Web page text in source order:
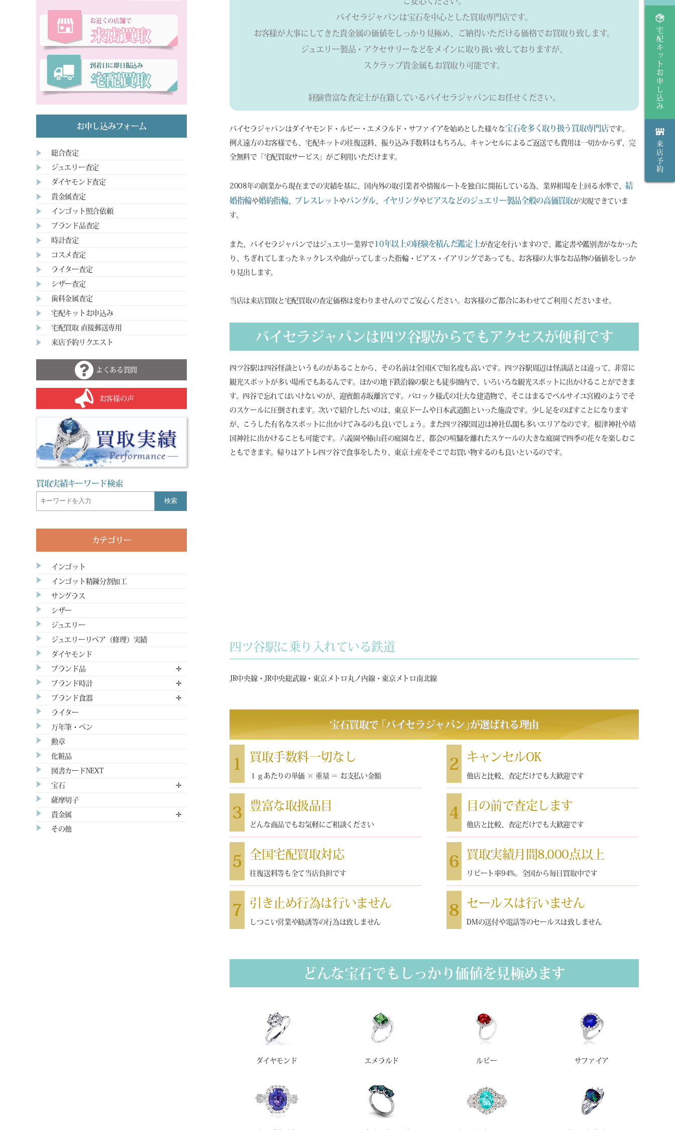
バイセラジャパンは宝石を中心とした買取専門店です。
お客様が大事にしてきた貴金属の価値をしっかり見極め、ご納得いただける価格でお買取り致します。
ジュエリー製品・アクセサリーなどをメインに取り扱い致しておりますが、
スクラップ貴金属もお買取り可能です。
経験豊富な査定士が在籍しているバイセラジャパンにお任せください。
バイセラジャパンはダイヤモンド・ルビー・エメラルド・サファイアを始めとした様々な宝石を多く取り扱う買取専門店です。
例え遠方のお客様でも、宅配キットの往復送料、振り込み手数料はもちろん、キャンセルによるご返送でも費用は一切かからず、完
全無料で「宅配買取サービス」がご利用いただけます。
2008年の創業から現在までの実績を基に、国内外の取引業者や情報ルートを独自に開拓している為、業界相場を上回る水準で、結
婚指輪や婚約指輪、 ブレスレットやバングル イヤリングや ピアスなどのジュエリー製品全般の高価買取が実現できていま
す。
また、バイセラジャパンではジュエリー業界で 10年以上の経験を積んだ鑑定士が査定を行いますので、鑑定書や鑑別書がなかった
り、ちぎれてしまったネックレスや曲がってしまった指輪・ピアス・イアリングであっても、お客様の大事なお品物の価値をしっか
り見出します。
当店は来店買取と宅配買取の査定価格は変わりませんのでご安心ください。お客様のご都合にあわせてご利用くださいませ。
バイセラジャパンは四ツ谷駅からでもアクセスが便利です
四ツ谷駅は四谷怪談というものがあることから、その名前は全国区で知名度も高いです。四ツ谷駅周辺は怪談話とは違って、非常に
観光スポットが多い場所でもあるんです。ほかの地下鉄沿線の駅とも徒歩圏内で、いろいろな観光スポットに出かけることができま
す。四谷で忘れてはいけないのが、迎賓館赤坂離宮です。バロック様式の壮大な建造物で、そこはまるでベルサイユ宮殿のようでそ
のスケールに圧倒されます。次いで紹介したいのは、東京ドームや日本武道館といった施設です。少し足をのばすことになります
が、こうした有名なスポットに出かけてみるのも良いでしょう。また四ツ谷駅周辺は神社仏閣も多いエリアなのです。根津神社や靖
国神社に出かけることも可能です。六義園や椿山荘の庭園など、都会の喧騒を離れたスケールの大きな庭園で四季の花々を楽しむこ
ともできます。帰りはアトレ四ツ谷で食事をしたり、東京土産をそこでお買い物するのも良いといるのです。
四ツ谷駅に乗り入れている鉄道
JR中央線・JR中央総武線・東京メトロ丸ノ内線・東京メトロ南北線
宝石買取で ｢ バイセラジャパン ｣が選ばれる理由
1 買取手数料一切なし
１ｇあたりの単価 × 重量 ＝ お支払い金額
2 キャンセルOK
他店と比較、査定だけでも大歓迎です
3 豊富な取扱品目
どんな商品でもお気軽にご相談ください
4 目の前で査定します
他店と比較、査定だけでも大歓迎です
5 全国宅配買取対応
往復送料等も全て当店負担です
6 買取実績月間8,000点以上
リピート率94%。全国から毎日買取中です
7 引き止め行為は行いません
しつこい営業や勧誘等の行為は致しません
8 セールスは行いません
DMの送付や電話等のセールスは致しません
どんな宝石でもしっかり価値を見極めます
ダイヤモンド エメラルド ルビー サファイア
お近くの店舗で
来店買取
到着日に即日振込み
宅配買取
お申し込みフォーム
総合査定
ジュエリー査定
ダイヤモンド査定
貴金属査定
インゴット照合依頼
ブランド品査定
時計査定
コスメ査定
ライター査定
シザー査定
歯科金属査定
宅配キットお申込み
宅配買取 直接郵送専用
来店予約リクエスト
よくある質問
お客様の声
買取実績キーワード検索
検索
カテゴリー
インゴット
インゴット精錬分割加工
サングラス
シザー
ジュエリー
ジュエリーリペア（修理）実績
ダイヤモンド
ブランド品 ✛
ブランド時計 ✛
ブランド食器 ✛
ライター
万年筆・ペン
勲章
化粧品
図書カードNEXT
宝石 ✛
薩摩切子
貴金属 ✛
その他
宅配キットお申し込み
来店予約